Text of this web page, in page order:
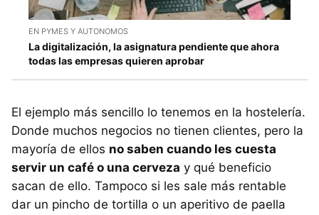
EN PYMES Y AUTONOMOS
La digitalización, la asignatura pendiente que ahora
todas las empresas quieren aprobar
El ejemplo más sencillo lo tenemos en la hostelería.
Donde muchos negocios no tienen clientes, pero la
mayoría de ellos no saben cuando les cuesta
servir un café o una cerveza y qué beneficio
sacan de ello. Tampoco si les sale más rentable
dar un pincho de tortilla o un aperitivo de paella